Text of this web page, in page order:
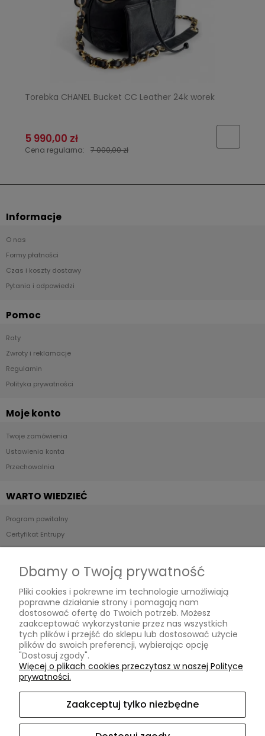
Torebka CHANEL Bucket CC Leather 24k worek
5 990,00 zł
Cena regularna: 7 000,00 zł
Informacje
O nas
Formy płatności
Czas i koszty dostawy
Pytania i odpowiedzi
Pomoc
Raty
Zwroty i reklamacje
Regulamin
Polityka prywatności
Moje konto
Twoje zamówienia
Ustawienia konta
Przechowalnia
WARTO WIEDZIEĆ
Program powitalny
Certyfikat Entrupy
Stan produktów - Skala ocen
POP UP STORE
Relabels
ul. Reymonta 19/91,
01-840 Warszawa,
woj. mazowieckie
Kontakt:
relabelslux@gmail.com,
787 068 174,
pn - pt: 10:00 - 20:00
Dbamy o Twoją prywatność
Pliki cookies i pokrewne im technologie umożliwiają
poprawne działanie strony i pomagają nam
dostosować ofertę do Twoich potrzeb. Możesz
zaakceptować wykorzystanie przez nas wszystkich
tych plików i przejść do sklepu lub dostosować użycie
plików do swoich preferencji, wybierając opcję
"Dostosuj zgody".
Więcej o plikach cookies przeczytasz w naszej Polityce
prywatności.
Zaakceptuj tylko niezbędne